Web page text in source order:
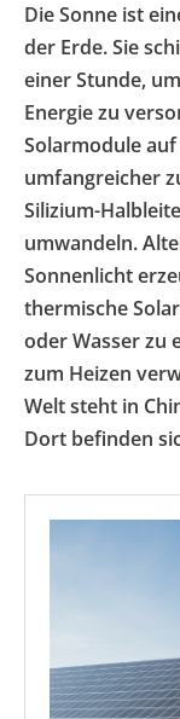
Die Sonne ist
der Erde. Sie
einer Stunde,
Energie zu
Solarmodule
umfangreicher
Silizium-
umwandeln.
Sonnenlicht
thermische
oder Wasser zu
zum Heizen
Welt steht in
Dort befinden